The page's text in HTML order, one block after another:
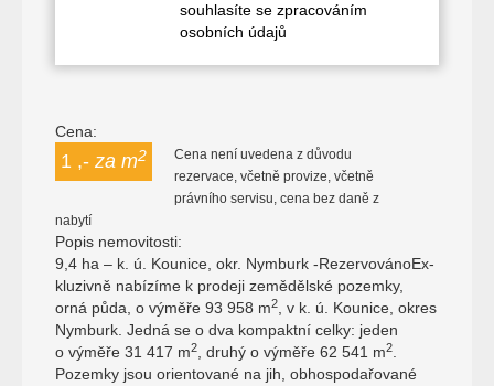
souhlasíte se zpracováním
osobních údajů
Cena:
1 ,- za m2
Cena není uvedena z důvodu
rezervace, včetně provize, včetně
právního servisu, cena bez daně z
nabytí
Popis nemovitosti:
9,4 ha – k. ú. Kounice, okr. Nymburk -RezervovánoEx­
kluzivně nabízíme k prodeji zemědělské pozemky,
orná půda, o výměře 93 958 m2, v k. ú. Kounice, okres
Nymburk. Jedná se o dva kompaktní celky: jeden
o výměře 31 417 m2, druhý o výměře 62 541 m2.
Pozemky jsou orientované na jih, obhospodařované